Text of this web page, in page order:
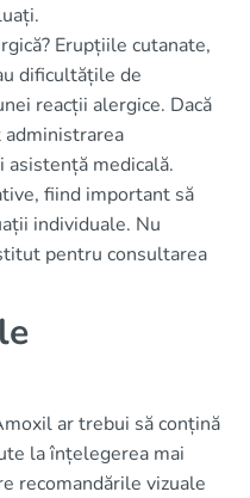
Erupțiile cutanate,
dificultățile de
reacții alergice. Dacă
administrarea
medicală.
fiind important să
individuale. Nu
pentru consultarea
ar trebui să conțină
la înțelegerea mai
recomandările vizuale